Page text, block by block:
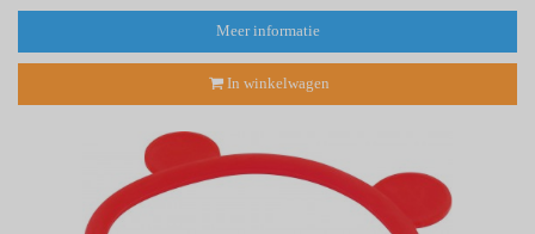
Meer informatie
In winkelwagen